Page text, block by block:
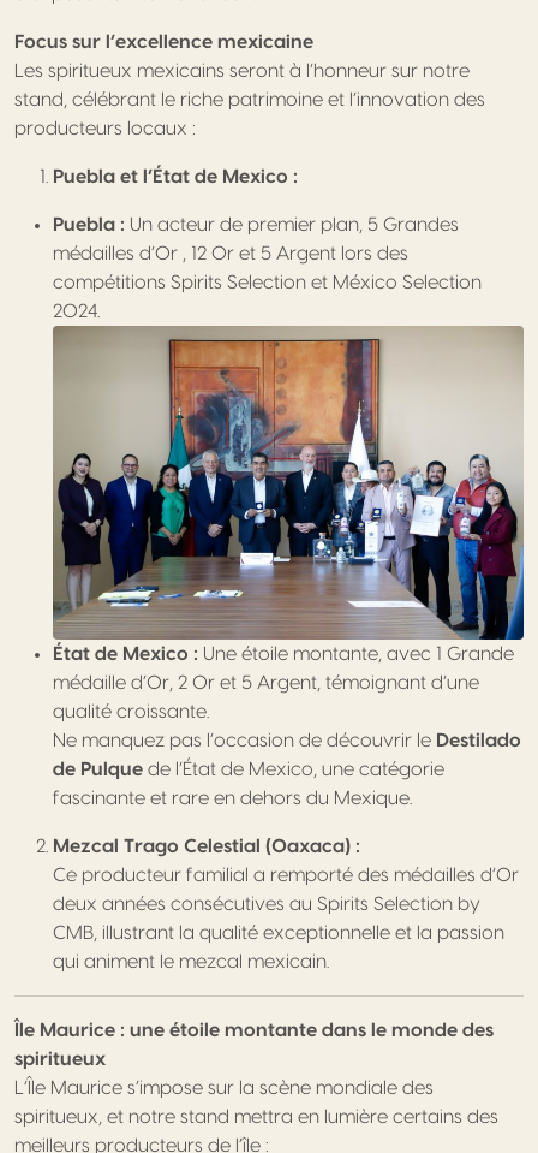
Focus sur l’excellence mexicaine
Les spiritueux mexicains seront à l’honneur sur notre
stand, célébrant le riche patrimoine et l’innovation des
producteurs locaux :
Puebla et l’État de Mexico :
Puebla : Un acteur de premier plan, 5 Grandes
médailles d’Or , 12 Or et 5 Argent lors des
compétitions Spirits Selection et México Selection
2024.
État de Mexico : Une étoile montante, avec 1 Grande
médaille d’Or, 2 Or et 5 Argent, témoignant d’une
qualité croissante.
Ne manquez pas l’occasion de découvrir le Destilado
de Pulque de l’État de Mexico, une catégorie
fascinante et rare en dehors du Mexique.
Mezcal Trago Celestial (Oaxaca) :
Ce producteur familial a remporté des médailles d’Or
deux années consécutives au Spirits Selection by
CMB, illustrant la qualité exceptionnelle et la passion
qui animent le mezcal mexicain.
Île Maurice : une étoile montante dans le monde des
spiritueux
L’Île Maurice s’impose sur la scène mondiale des
spiritueux, et notre stand mettra en lumière certains des
meilleurs producteurs de l’île :